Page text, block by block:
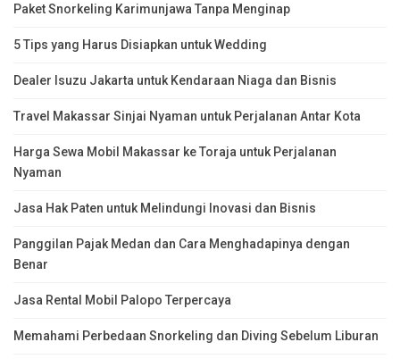
Paket Snorkeling Karimunjawa Tanpa Menginap
5 Tips yang Harus Disiapkan untuk Wedding
Dealer Isuzu Jakarta untuk Kendaraan Niaga dan Bisnis
Travel Makassar Sinjai Nyaman untuk Perjalanan Antar Kota
Harga Sewa Mobil Makassar ke Toraja untuk Perjalanan
Nyaman
Jasa Hak Paten untuk Melindungi Inovasi dan Bisnis
Panggilan Pajak Medan dan Cara Menghadapinya dengan
Benar
Jasa Rental Mobil Palopo Terpercaya
Memahami Perbedaan Snorkeling dan Diving Sebelum Liburan